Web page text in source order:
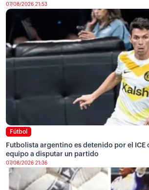
07/08/2026 21:53
Fútbol
Futbolista argentino es detenido por el ICE
equipo a disputar un partido
07/08/2026 21:36